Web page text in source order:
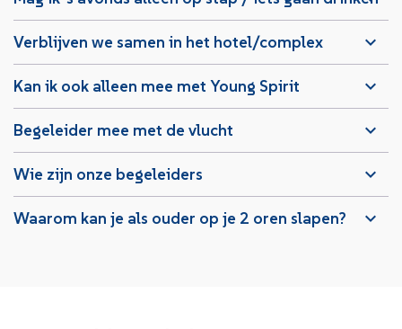
Verblijven we samen in het hotel/complex
Kan ik ook alleen mee met Young Spirit
Begeleider mee met de vlucht
Wie zijn onze begeleiders
Waarom kan je als ouder op je 2 oren slapen?